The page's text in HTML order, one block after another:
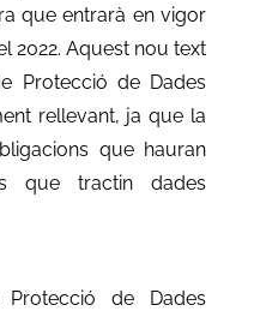
que entrarà en vigor
2022. Aquest nou text
Protecció de Dades
rellevant, ja que la
que hauran
que tractin dades
Protecció de Dades